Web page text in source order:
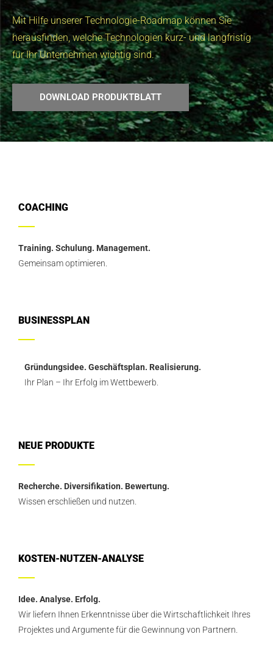
Mit Hilfe unserer Technologie-Roadmap können Sie
herausfinden, welche Technologien kurz- und langfristig
für Ihr Unternehmen wichtig sind.
DOWNLOAD PRODUKTBLATT
COACHING
Training. Schulung. Management.
Gemeinsam optimieren.
BUSINESSPLAN
Gründungsidee. Geschäftsplan. Realisierung.
Ihr Plan – Ihr Erfolg im Wettbewerb.
NEUE PRODUKTE
Recherche. Diversifikation. Bewertung.
Wissen erschließen und nutzen.
KOSTEN-NUTZEN-ANALYSE
Idee. Analyse. Erfolg.
Wir liefern Ihnen Erkenntnisse über die Wirtschaftlichkeit Ihres
Projektes und Argumente für die Gewinnung von Partnern.